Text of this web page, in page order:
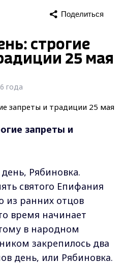
Поделиться
строгие
25 мая
года
запреты и
Pябинoвкa.
святого Епифания
из ранних отцов
время начинает
в народном
закрепилось два
день, или Рябиновка.